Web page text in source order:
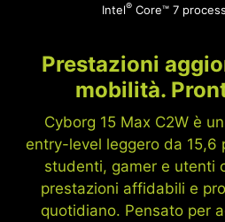
Intel®Core™ 7
Prestazioni
mobilità.
Cyborg 15 Max C2W è
entry-level leggero da 15,6
studenti, gamer e utenti
prestazioni affidabili e
quotidiano. Pensato per